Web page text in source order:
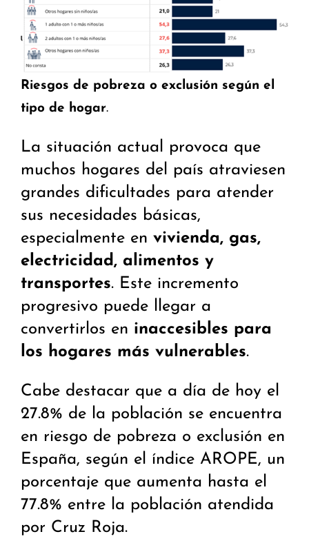
Riesgos de pobreza o exclusión según el
tipo de hogar.
La situación actual provoca que
muchos hogares del país atraviesen
grandes dificultades para atender
sus necesidades básicas,
especialmente en vivienda, gas,
electricidad, alimentos y
transportes. Este incremento
progresivo puede llegar a
convertirlos en inaccesibles para
los hogares más vulnerables.
Cabe destacar que a día de hoy el
27.8% de la población se encuentra
en riesgo de pobreza o exclusión en
España, según el índice AROPE, un
porcentaje que aumenta hasta el
77.8% entre la población atendida
por Cruz Roja.